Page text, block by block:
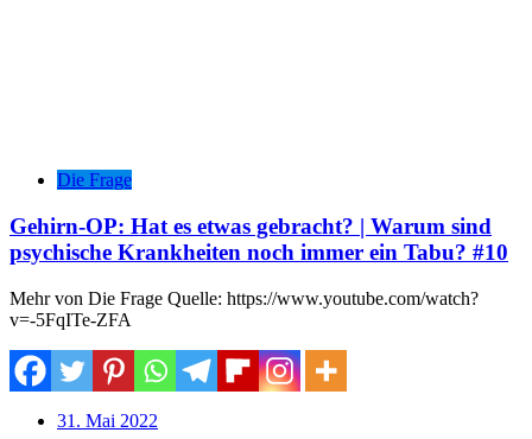
Die Frage
Gehirn-OP: Hat es etwas gebracht? | Warum sind
psychische Krankheiten noch immer ein Tabu? #10
Mehr von Die Frage Quelle: https://www.youtube.com/watch?
v=-5FqITe-ZFA
31. Mai 2022